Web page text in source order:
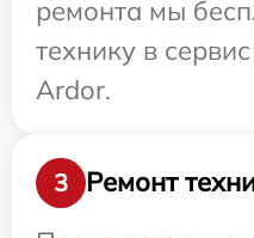
ремонта мы
технику в
Ardor.
3
Ремонт